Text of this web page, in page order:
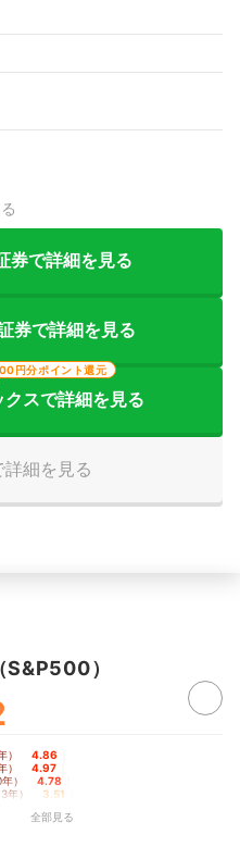
券で詳細を見る
券で詳細を見る
クスで詳細を見る
円分ポイント還元
細を見る
）
） 4.86
） 4.97
） 4.78
年） 3.51
10年） 3.44
久度
全部見る